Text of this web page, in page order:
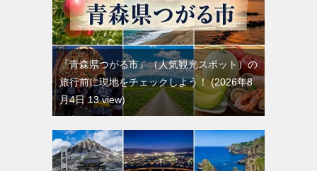
『青森県つがる市』（人気観光スポット）の
旅行前に現地をチェックしよう！ 2026年8
月4日 13 view